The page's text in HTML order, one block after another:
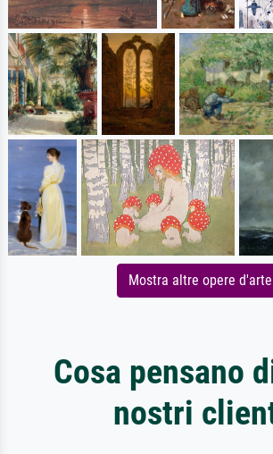
Mostra altre opere d'arte
Cosa pensano
nostri